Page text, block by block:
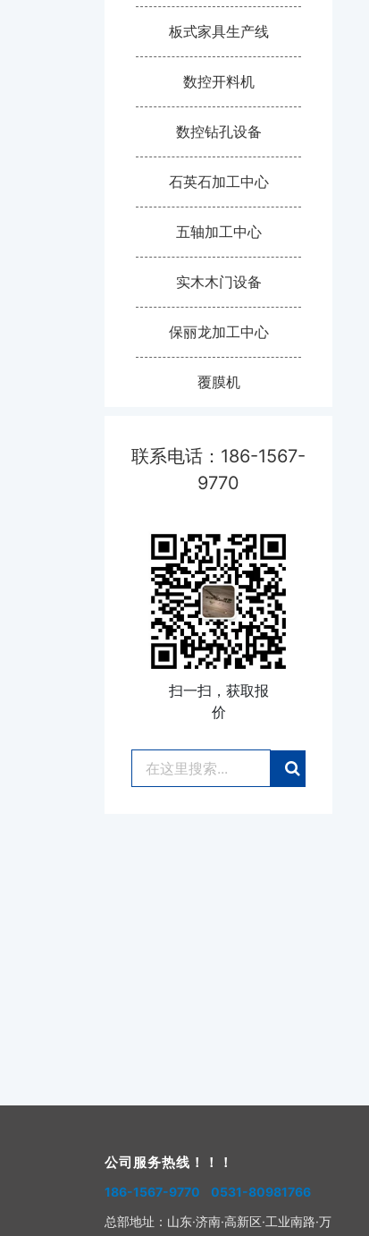
板式家具生产线
数控开料机
数控钻孔设备
石英石加工中心
五轴加工中心
实木木门设备
保丽龙加工中心
覆膜机
联系电话：186-1567-
9770
扫一扫，获取报
价
公司服务热线！！！
186-1567-9770 0531-80981766
总部地址： 山东·济南·高新区·工业南路·万